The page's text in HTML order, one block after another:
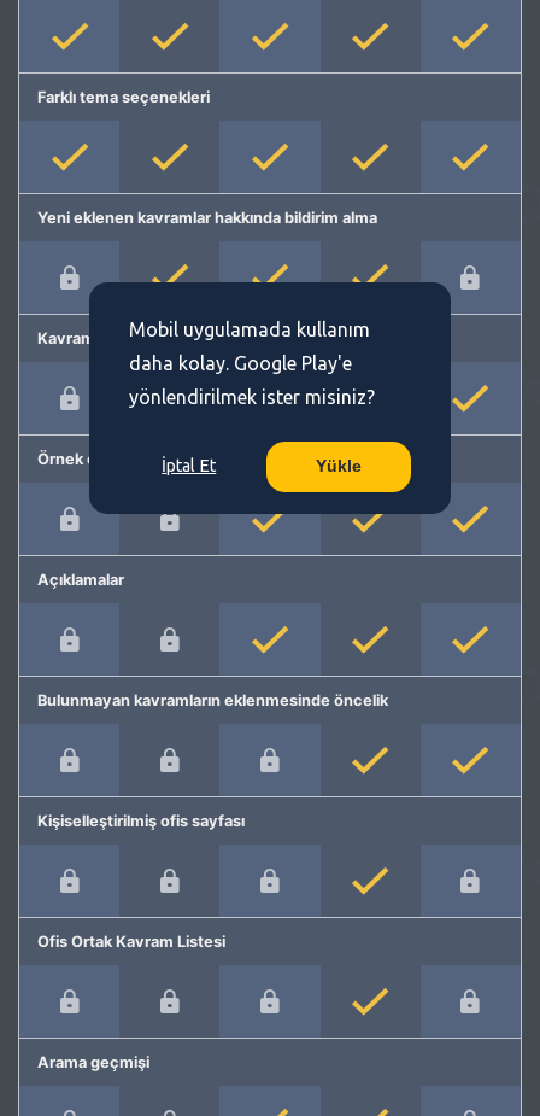
Farklı tema seçenekleri
Yeni eklenen kavramlar hakkında bildirim alma
Kavram önerme
Örnek cümleler
Açıklamalar
Bulunmayan kavramların eklenmesinde öncelik
Kişiselleştirilmiş ofis sayfası
Ofis Ortak Kavram Listesi
Arama geçmişi
Mobil uygulamada kullanım
daha kolay. Google Play'e
yönlendirilmek ister misiniz?
İptal Et Yükle